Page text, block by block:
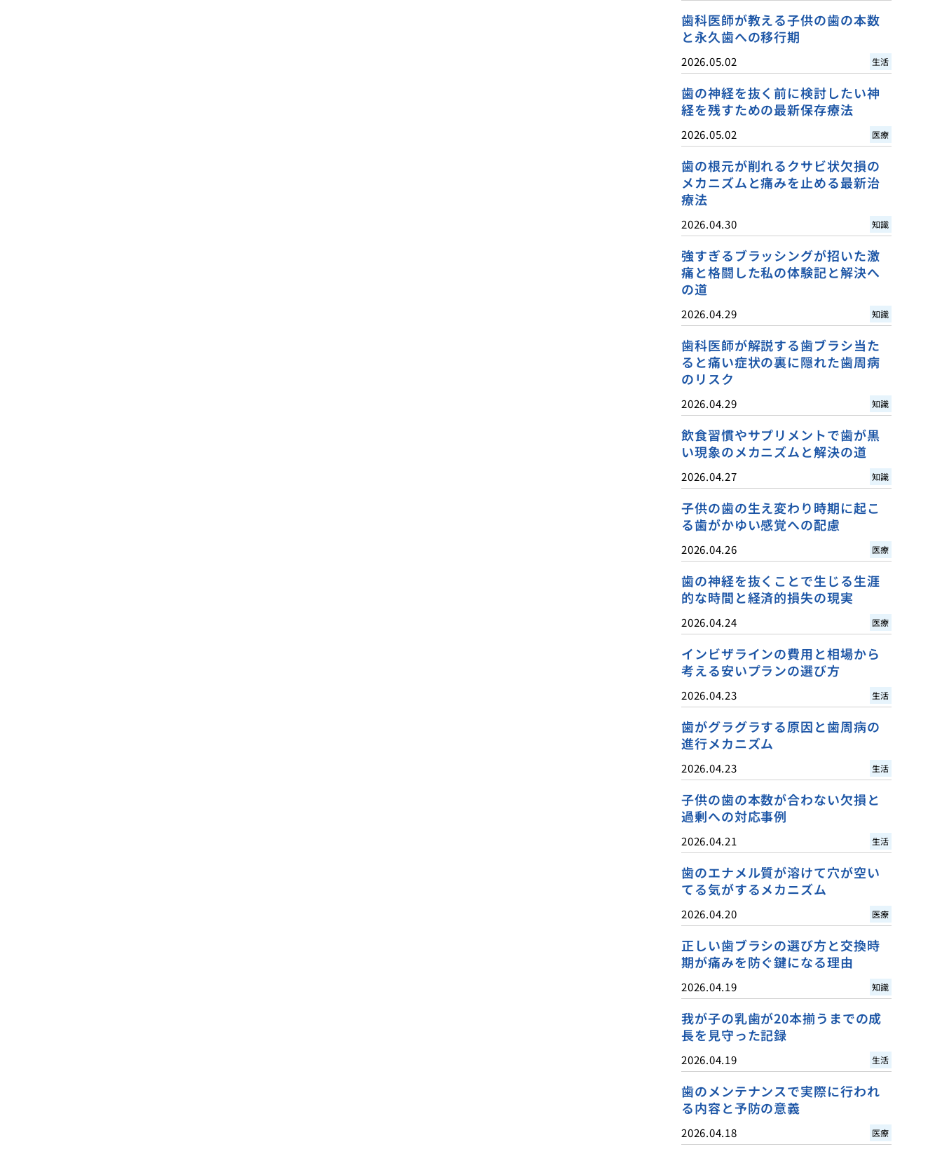
歯科医師が教える子供の歯の本数
と永久歯への移行期
2026.05.02 生活
歯の神経を抜く前に検討したい神
経を残すための最新保存療法
2026.05.02 医療
歯の根元が削れるクサビ状欠損の
メカニズムと痛みを止める最新治
療法
2026.04.30 知識
強すぎるブラッシングが招いた激
痛と格闘した私の体験記と解決へ
の道
2026.04.29 知識
歯科医師が解説する歯ブラシ当た
ると痛い症状の裏に隠れた歯周病
のリスク
2026.04.29 知識
飲食習慣やサプリメントで歯が黒
い現象のメカニズムと解決の道
2026.04.27 知識
子供の歯の生え変わり時期に起こ
る歯がかゆい感覚への配慮
2026.04.26 医療
歯の神経を抜くことで生じる生涯
的な時間と経済的損失の現実
2026.04.24 医療
インビザラインの費用と相場から
考える安いプランの選び方
2026.04.23 生活
歯がグラグラする原因と歯周病の
進行メカニズム
2026.04.23 生活
子供の歯の本数が合わない欠損と
過剰への対応事例
2026.04.21 生活
歯のエナメル質が溶けて穴が空い
てる気がするメカニズム
2026.04.20 医療
正しい歯ブラシの選び方と交換時
期が痛みを防ぐ鍵になる理由
2026.04.19 知識
我が子の乳歯が20本揃うまでの成
長を見守った記録
2026.04.19 生活
歯のメンテナンスで実際に行われ
る内容と予防の意義
2026.04.18 医療